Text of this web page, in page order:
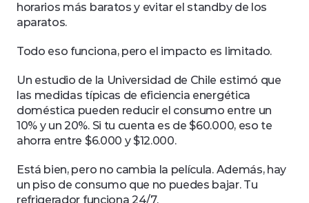
horarios más baratos y evitar el standby de los
aparatos.
Todo eso funciona, pero el impacto es limitado.
Un estudio de la Universidad de Chile estimó que
las medidas típicas de eficiencia energética
doméstica pueden reducir el consumo entre un
10% y un 20%. Si tu cuenta es de $60.000, eso te
ahorra entre $6.000 y $12.000.
Está bien, pero no cambia la película. Además, hay
un piso de consumo que no puedes bajar. Tu
refrigerador funciona 24/7.